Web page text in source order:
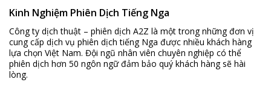
Kinh Nghiệm Phiên Dịch Tiếng Nga
Công ty dịch thuật – phiên dịch A2Z là một trong những đơn vị
cung cấp dịch vụ phiên dịch tiếng Nga được nhiều khách hàng
lựa chọn Việt Nam. Đội ngũ nhân viên chuyên nghiệp có thể
phiên dịch hơn 50 ngôn ngữ đảm bảo quý khách hàng sẽ hài
lòng.